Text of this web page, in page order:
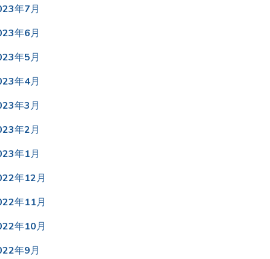
年7月
年6月
年5月
年4月
年3月
年2月
年1月
年12月
年11月
年10月
年9月